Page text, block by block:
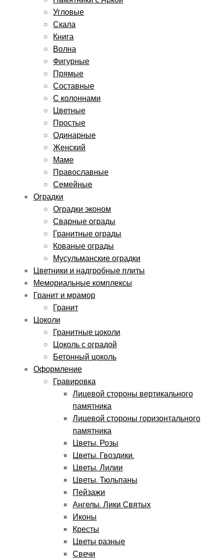
Угловые
Скала
Книга
Волна
Фигурные
Прямые
Составные
С колоннами
Цветные
Простые
Одинарные
Женский
Маме
Православные
Семейные
Оградки
Оградки эконом
Сварные ограды
Гранитные ограды
Кованые ограды
Мусульманские оградки
Цветники и надгробные плиты
Мемориальные комплексы
Гранит и мрамор
Гранит
Цоколи
Гранитные цоколи
Цоколь с оградой
Бетонный цоколь
Оформление
Гравировка
Лицевой стороны вертикального
памятника
Лицевой стороны горизонтального
памятника
Цветы. Розы
Цветы. Гвоздики.
Цветы. Лилии
Цветы. Тюльпаны
Пейзажи
Ангелы. Лики Святых
Иконы
Кресты
Цветы разные
Свечи